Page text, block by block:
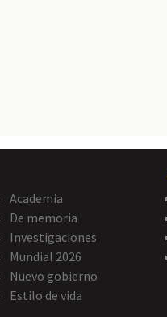
Academia
De memoria
Investigaciones
Mundial 2026
Nuevo gobierno
Estilo de vida